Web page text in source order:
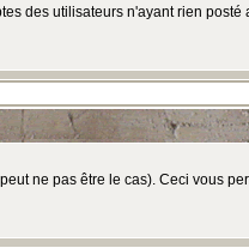
des utilisateurs n'ayant rien posté
ne pas être le cas). Ceci vous